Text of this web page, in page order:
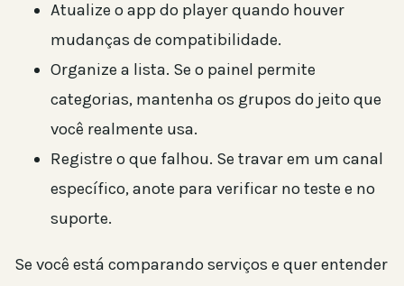
Atualize o app do player quando houver
mudanças de compatibilidade.
Organize a lista. Se o painel permite
categorias, mantenha os grupos do jeito que
você realmente usa.
Registre o que falhou. Se travar em um canal
específico, anote para verificar no teste e no
suporte.
Se você está comparando serviços e quer entender